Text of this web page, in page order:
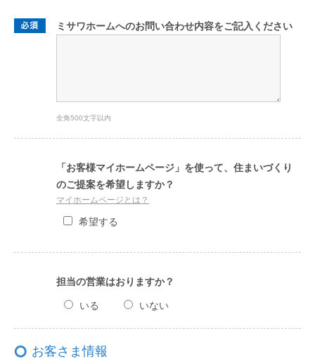
ミサワホームへのお問い合わせ内容をご記入ください
全角500文字以内
「お客様マイホームページ」を使って、住まいづくり
のご提案を希望しますか？
マイホームページとは？
希望する
担当の営業はおりますか？
いる いない
お客さま情報